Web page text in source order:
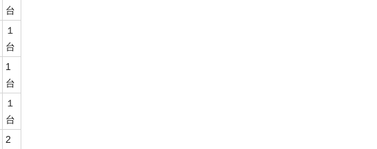
台
１
台
1
台
１
台
2